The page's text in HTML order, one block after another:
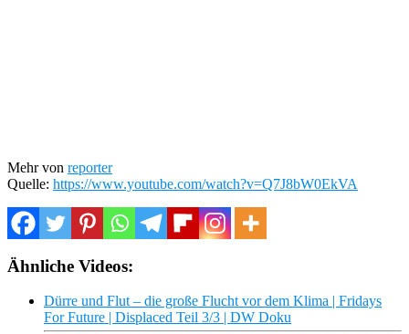
Mehr von reporter
Quelle: https://www.youtube.com/watch?v=Q7J8bW0EkVA
Ähnliche Videos:
Dürre und Flut – die große Flucht vor dem Klima | Fridays
For Future | Displaced Teil 3/3 | DW Doku